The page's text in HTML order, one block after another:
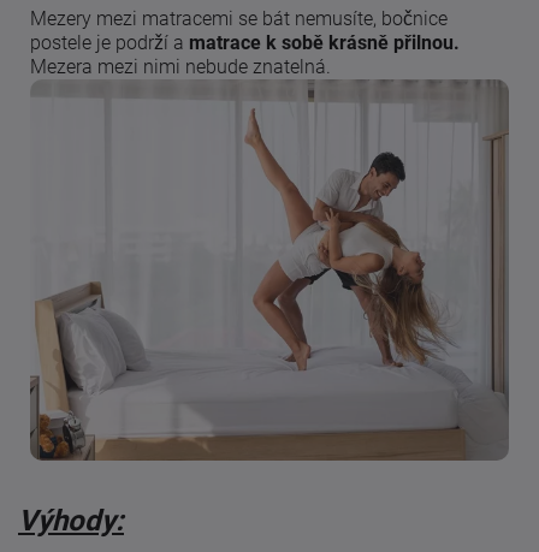
Mezery mezi matracemi se bát nemusíte, bočnice
postele je podrží a matrace k sobě krásně přilnou.
Mezera mezi nimi nebude znatelná.
Výhody: